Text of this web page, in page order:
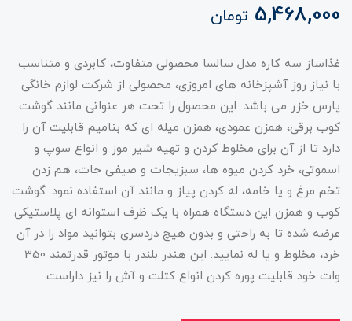
5,468,000 تومان
غذاساز سه کاره مدل سالسا محصولی متفاوت، کابردی و متناسب
با نیاز روز آشپزخانه های امروزی، محصولی از شرکت لوازم خانگی
پارس خزر می باشد. این محصول را تحت هر عنوانی مانند گوشت
کوب برقی، همزن عمودی،‌ همزن میله ای که بنامیم قابلیت آن را
دارد تا از آن برای مخلوط کردن و تهیه شیر موز و انواع سوپ و
اسموتی، خرد کردن میوه ها، سبزیجات و صیفی جات، هم زدن
تخم مرغ و یا خامه، له کردن پیاز و مانند آن استفاده نمود. گوشت
کوب و همزن این دستگاه همراه با یک ظرف استوانه ای پلاستیکی
عرضه شده تا به راحتی و بدون هیچ دردسری بتوانید مواد را در آن
خرد، مخلوط و یا له نمایید. این هندر بلندر با موتور قدرتمند 350
وات خود قابلیت پوره کردن انواع کتلت و آش را نیز داراست.